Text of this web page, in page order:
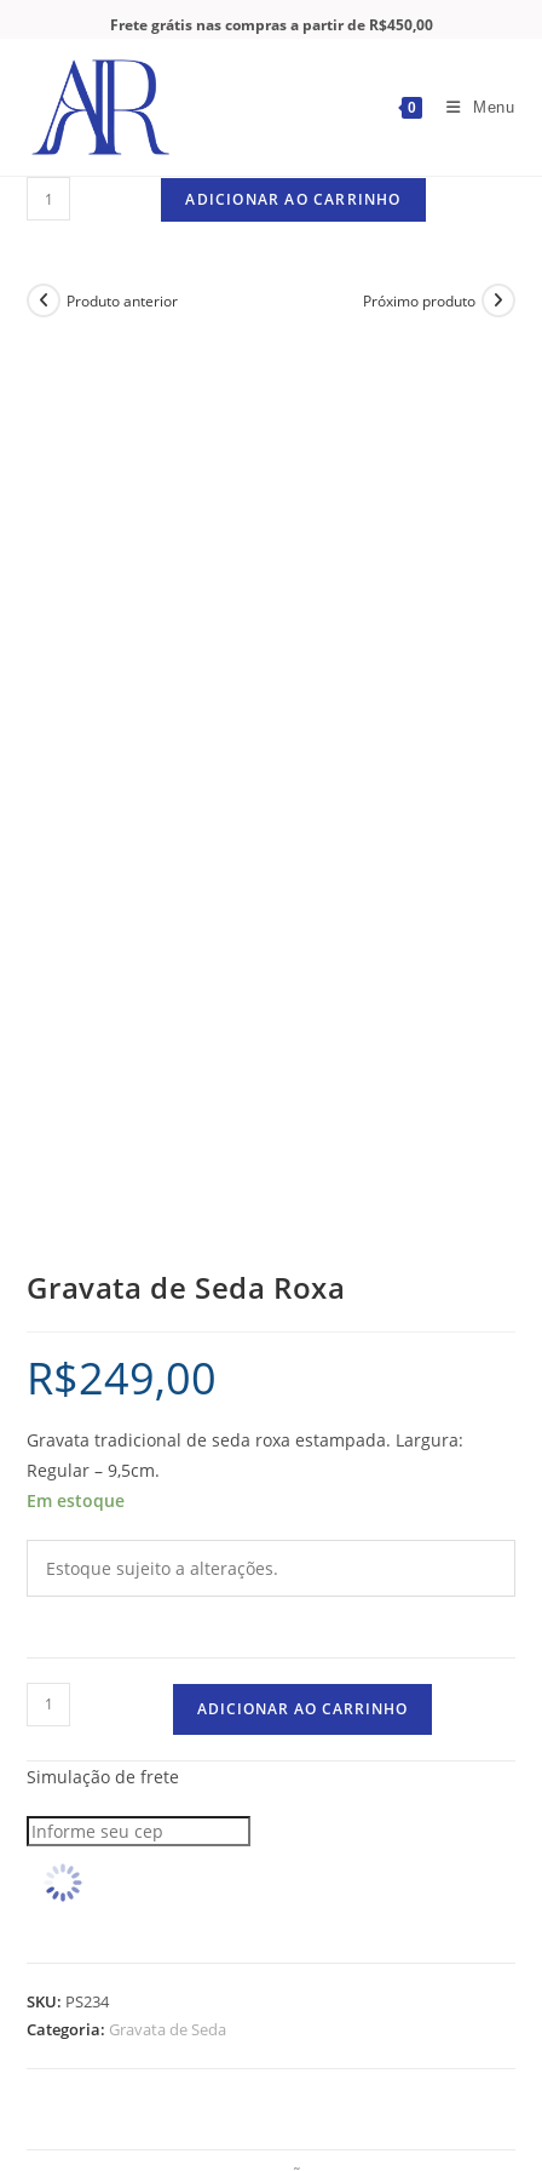
Frete grátis nas compras a partir de R$450,00
0 Menu
ADICIONAR AO CARRINHO
Produto anterior Próximo produto
Gravata de Seda Roxa
R$249,00
Gravata tradicional de seda roxa estampada. Largura:
Regular – 9,5cm.
Em estoque
Estoque sujeito a alterações.
ADICIONAR AO CARRINHO
Simulação de frete
SKU: PS234
Categoria: Gravata de Seda